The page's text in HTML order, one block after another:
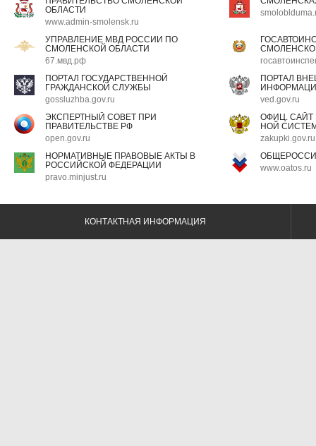
ОБЛАСТИ
www.admin-smolensk.ru
УПРАВЛЕНИЕ МВД РОССИИ ПО
СМОЛЕНСКОЙ ОБЛАСТИ
67.мвд.рф
ПОРТАЛ ГОСУДАРСТВЕННОЙ
ГРАЖДАНСКОЙ СЛУЖБЫ
gossluzhba.gov.ru
ПОРТАЛ
ved.gov.ru
ЭКСПЕРТНЫЙ СОВЕТ ПРИ
ПРАВИТЕЛЬСТВЕ РФ
open.gov.ru
ОФИЦ.
НОЙ
zakupki.gov.ru
НОРМАТИВНЫЕ ПРАВОВЫЕ АКТЫ В
РОССИЙСКОЙ ФЕДЕРАЦИИ
pravo.minjust.ru
www.oatos.ru
КОНТАКТНАЯ ИНФОРМАЦИЯ